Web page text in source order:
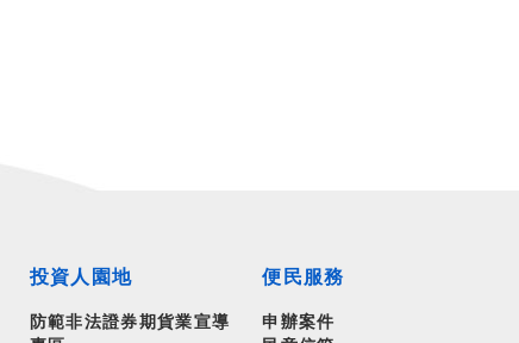
投資人園地
防範非法證券期貨業宣導
便民服務
申辦案件